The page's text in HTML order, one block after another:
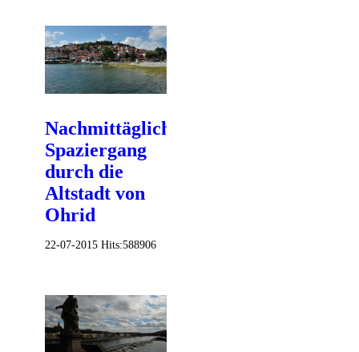
Nachmittäglicher
Spaziergang
durch die
Altstadt von
Ohrid
22-07-2015 Hits:588906